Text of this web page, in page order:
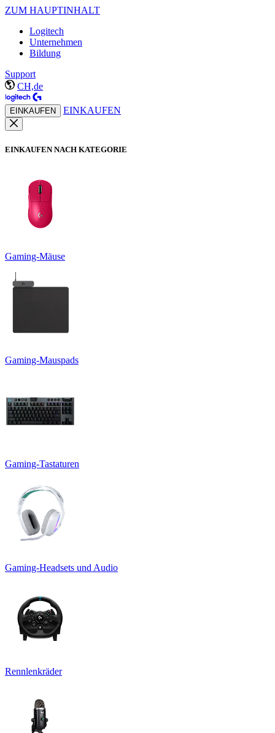
ZUM HAUPTINHALT
Logitech
Unternehmen
Bildung
Support
CH,de
EINKAUFEN EINKAUFEN
EINKAUFEN NACH KATEGORIE
Gaming-Mäuse
Gaming-Mauspads
Gaming-Tastaturen
Gaming-Headsets und Audio
Rennlenkräder